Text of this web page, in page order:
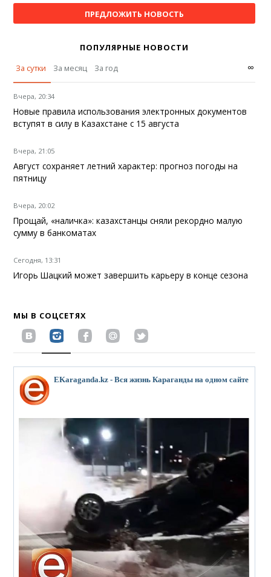
ПРЕДЛОЖИТЬ НОВОСТЬ
ПОПУЛЯРНЫЕ НОВОСТИ
За сутки
За месяц За год ∞
Вчера, 20:34
Новые правила использования электронных документов
вступят в силу в Казахстане с 15 августа
Вчера, 21:05
Август сохраняет летний характер: прогноз погоды на
пятницу
Вчера, 20:02
Прощай, «наличка»: казахстанцы сняли рекордно малую
сумму в банкоматах
Сегодня, 13:31
Игорь Шацкий может завершить карьеру в конце сезона
МЫ В СОЦСЕТЯХ
EKaraganda.kz - Вся жизнь Караганды на одном сайте